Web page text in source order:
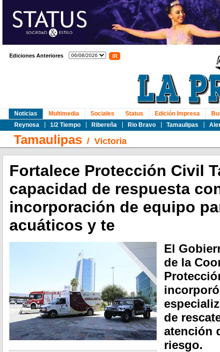
Ediciones Anteriores
Noticias
Reynosa
1/2 Tiempo Ribereña Rio Bravo Tamaulipas
Multimedia Sociales Status Edición Impresa
Tamaulipas / Victoria
Fortalece Protección Civil
capacidad de respuesta
incorporación de equipo
acuáticos y te
El
de la
de
atención
riesgo.